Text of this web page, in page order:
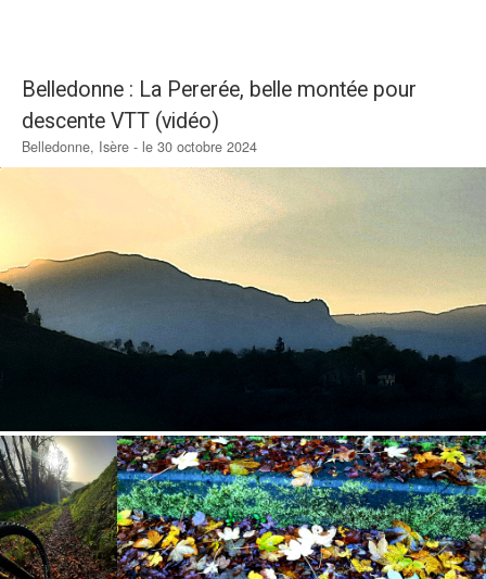
Belledonne : La Pererée, belle montée pour
descente VTT (vidéo)
Belledonne, Isère - le 30 octobre 2024